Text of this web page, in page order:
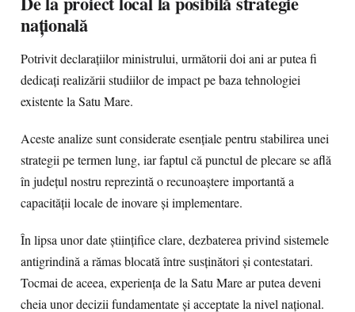
națională
Potrivit declarațiilor ministrului, următorii doi ani ar putea fi
dedicați realizării studiilor de impact pe baza tehnologiei
existente la Satu Mare.
Aceste analize sunt considerate esențiale pentru stabilirea unei
strategii pe termen lung, iar faptul că punctul de plecare se află
în județul nostru reprezintă o recunoaștere importantă a
capacității locale de inovare și implementare.
În lipsa unor date științifice clare, dezbaterea privind sistemele
antigrindină a rămas blocată între susținători și contestatari.
Tocmai de aceea, experiența de la Satu Mare ar putea deveni
cheia unor decizii fundamentate și acceptate la nivel național.